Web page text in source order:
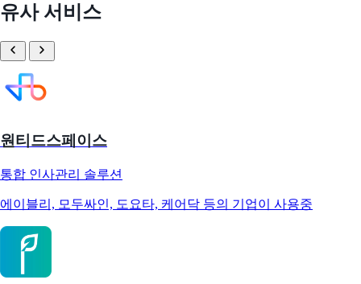
유사 서비스
원티드스페이스
통합 인사관리 솔루션
에이블리, 모두싸인, 도요타, 케어닥 등의 기업이 사용중